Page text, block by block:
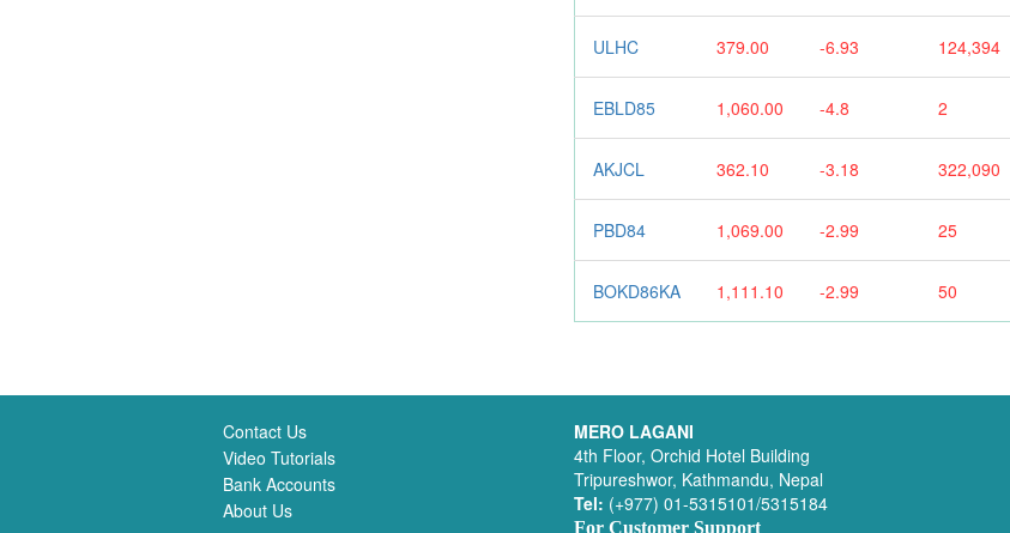
ULHC 379.00 -6.93 124,394
EBLD85 1,060.00 -4.8 2
AKJCL 362.10 -3.18 322,090
PBD84 1,069.00 -2.99 25
BOKD86KA 1,111.10 -2.99 50
Contact Us
Video Tutorials
Bank Accounts
About Us
MERO LAGANI
4th Floor, Orchid Hotel Building
Tripureshwor, Kathmandu, Nepal
Tel: (+977) 01-5315101/5315184
For Customer Support